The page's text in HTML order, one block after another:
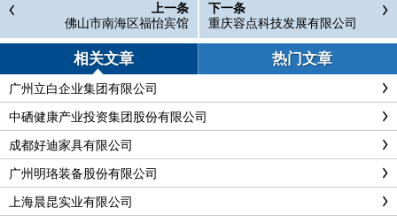
上一条
佛山市南海区福怡宾馆
下一条
重庆容点科技发展有限公司
相关文章 热门文章
广州立白企业集团有限公司
中硒健康产业投资集团股份有限公司
成都好迪家具有限公司
广州明珞装备股份有限公司
上海晨昆实业有限公司